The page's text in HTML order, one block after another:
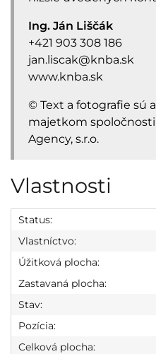
Ing. Ján Liščák
+421 903 308 186
jan.liscak@knba.sk
www.knba.sk
​© Text a fotografie sú
majetkom spoločnosti
Agency, s.r.o.
Vlastnosti
Status:
Vlastníctvo:
Úžitková plocha:
Zastavaná plocha:
Stav:
Pozícia:
Celková plocha: